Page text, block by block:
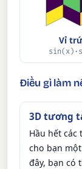
Vỉ
Điều gì làm
3D tương
Hầu hết
cho bạn
đây, bạn có